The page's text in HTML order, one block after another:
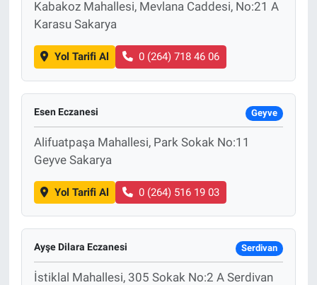
Kabakoz Mahallesi, Mevlana Caddesi, No:21 A
Karasu Sakarya
Yol Tarifi Al 0 (264) 718 46 06
Esen Eczanesi Geyve
Alifuatpaşa Mahallesi, Park Sokak No:11
Geyve Sakarya
Yol Tarifi Al 0 (264) 516 19 03
Ayşe Dilara Eczanesi Serdivan
İstiklal Mahallesi, 305 Sokak No:2 A Serdivan